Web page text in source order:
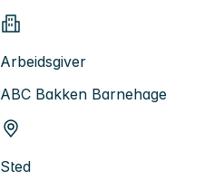
Arbeidsgiver
ABC Bakken Barnehage
Sted